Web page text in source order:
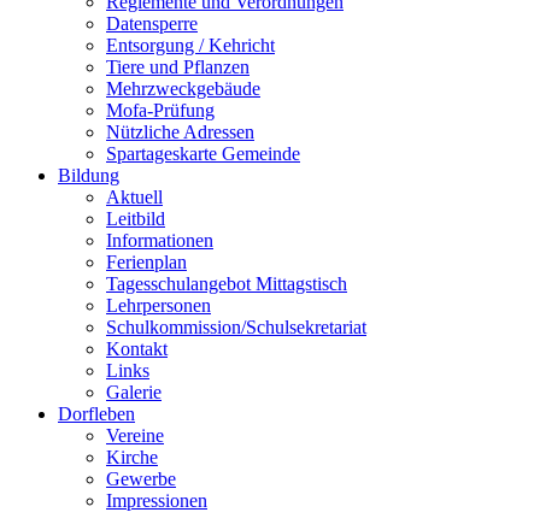
Datensperre
Entsorgung / Kehricht
Tiere und Pflanzen
Mehrzweckgebäude
Mofa-Prüfung
Nützliche Adressen
Spartageskarte Gemeinde
Bildung
Aktuell
Leitbild
Informationen
Ferienplan
Tagesschulangebot Mittagstisch
Lehrpersonen
Schulkommission/Schulsekretariat
Kontakt
Links
Galerie
Dorfleben
Vereine
Kirche
Gewerbe
Impressionen